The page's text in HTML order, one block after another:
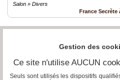
Salon » Divers
France Secrète
Gestion des
Ce site n'utilise AUCUN
Seuls sont utilisés les dispositifs